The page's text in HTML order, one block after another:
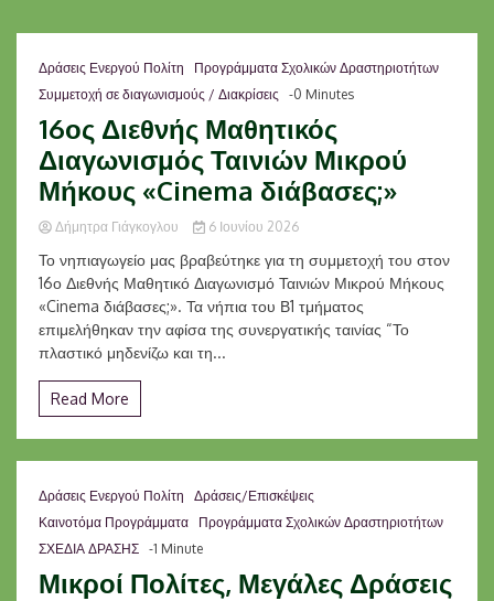
Δράσεις Ενεργού Πολίτη
Προγράμματα Σχολικών Δραστηριοτήτων
Συμμετοχή σε διαγωνισμούς / Διακρίσεις
-0 Minutes
16ος Διεθνής Μαθητικός
Διαγωνισμός Ταινιών Μικρού
Μήκους «Cinema διάβασες;»
Δήμητρα Γιάγκογλου 6 Ιουνίου 2026
Το νηπιαγωγείο μας βραβεύτηκε για τη συμμετοχή του στον
16ο Διεθνής Μαθητικό Διαγωνισμό Ταινιών Μικρού Μήκους
«Cinema διάβασες;». Τα νήπια του Β1 τμήματος
επιμελήθηκαν την αφίσα της συνεργατικής ταινίας “Το
πλαστικό μηδενίζω και τη...
Read More
Δράσεις Ενεργού Πολίτη
Δράσεις/Επισκέψεις
Καινοτόμα Προγράμματα
Προγράμματα Σχολικών Δραστηριοτήτων
ΣΧΕΔΙΑ ΔΡΑΣΗΣ -1 Minute
Μικροί Πολίτες, Μεγάλες Δράσεις